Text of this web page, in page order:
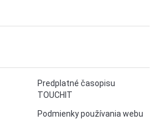
Predplatné časopisu
TOUCHIT
Podmienky používania webu